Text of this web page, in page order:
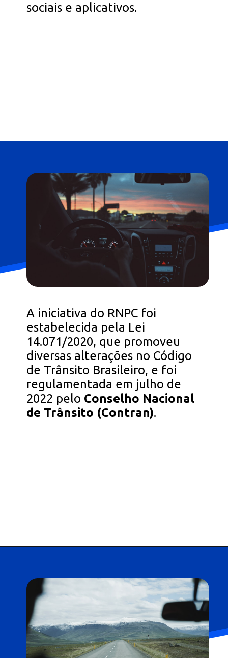
sociais e aplicativos.
A iniciativa do RNPC foi
estabelecida pela Lei
14.071/2020, que promoveu
diversas alterações no Código
de Trânsito Brasileiro, e foi
regulamentada em julho de
2022 pelo Conselho Nacional
de Trânsito (Contran).